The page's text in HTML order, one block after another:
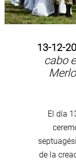
13-12-
cabo
El día
de la